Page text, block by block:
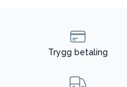
Trygg betaling